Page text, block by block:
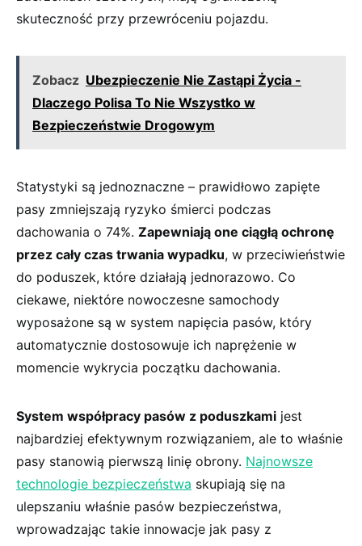
skuteczność​ przy przewróceniu⁢ pojazdu.
Zobacz Ubezpieczenie Nie Zastąpi Życia -
Dlaczego Polisa To Nie Wszystko w
Bezpieczeństwie Drogowym
Statystyki są jednoznaczne – prawidłowo ‌zapięte
pasy zmniejszają⁤ ryzyko śmierci podczas
dachowania o 74%. Zapewniają one ciągłą‍ ochronę
przez cały czas trwania wypadku, w przeciwieństwie
do poduszek, które działają jednorazowo. Co
ciekawe, niektóre ⁣nowoczesne samochody‌
wyposażone są w system napięcia pasów, który⁣
automatycznie dostosowuje ich naprężenie w
momencie‌ wykrycia początku dachowania.
System współpracy⁤ pasów z poduszkami ⁢jest⁤
najbardziej efektywnym rozwiązaniem, ale to właśnie
pasy stanowią⁤ pierwszą⁣ linię obrony. Najnowsze
technologie bezpieczeństwa skupiają się na
ulepszaniu właśnie pasów bezpieczeństwa,⁢
wprowadzając takie ⁤innowacje ‌jak⁣ pasy z